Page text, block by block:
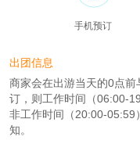
手机预订
出团信息
商家会在出游当天的0点
订，则工作时间（06:00-
非工作时间（20:00-05:59
知。